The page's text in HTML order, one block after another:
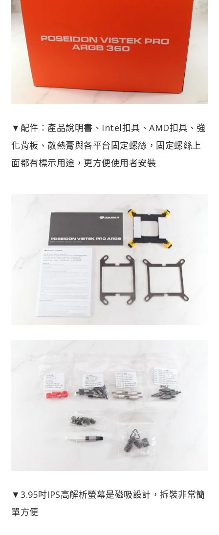
▼配件：產品說明書、Intel扣具、AMD扣具、強
化背板、散熱膏與各平台固定螺絲，固定螺絲上
面都有標示用途，更方便使用者安裝
▼3.95吋IPS高解析螢幕是磁吸設計，拆裝非常簡
單方便